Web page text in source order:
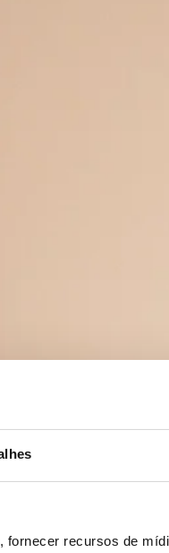
recursos de